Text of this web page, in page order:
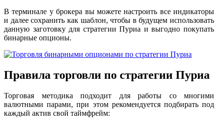
В терминале у брокера вы можете настроить все индикаторы
и далее сохранить как шаблон, чтобы в будущем использовать
данную заготовку для стратегии Пуриа и выгодно покупать
бинарные опционы.
Правила торговли по стратегии Пуриа
Торговая методика подходит для работы со многими
валютными парами, при этом рекомендуется подбирать под
каждый актив свой таймфрейм: